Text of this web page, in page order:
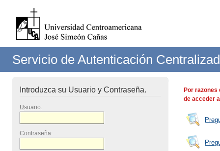
Servicio de Autenticación
Introduzca su Usuario y Contraseña.
Usuario:
Contraseña:
Por
de acceder